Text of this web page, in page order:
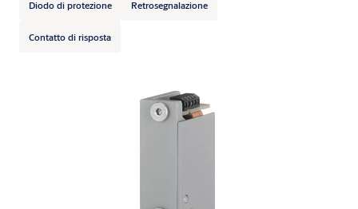
Diodo di protezione Retrosegnalazione
Contatto di risposta